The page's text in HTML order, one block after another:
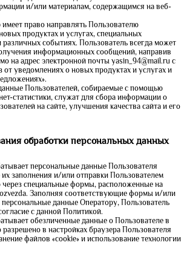
и/или материалам, содержащимся на веб-
право направлять Пользователю
продуктах и услугах, специальных
событиях. Пользователь всегда может
информационных сообщений, направив
на адрес электронной почты yasin_94@mail.ru с
от уведомлениях о новых продуктах и услугах и
Пользователей, собираемые с помощью
статистики, служат для сбора информации о
на сайте, улучшения качества сайта и его
обработки персональных данных
персональные данные Пользователя
их заполнения и/или отправки Пользователем
через специальные формы, расположенные на
Заполняя соответствующие формы и/или
данные Оператору, Пользователь
с данной Политикой.
обезличенные данные о Пользователе в
разрешено в настройках браузера Пользователя
файлов «cookie» и использование технологии